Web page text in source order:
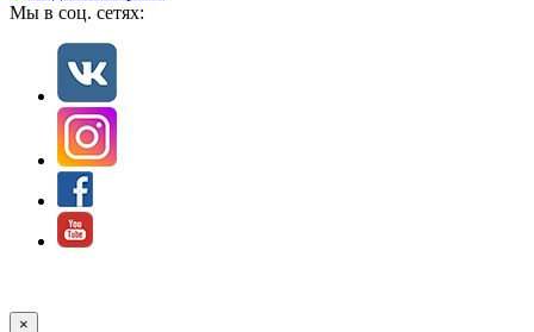
Мы в соц. сетях:
×